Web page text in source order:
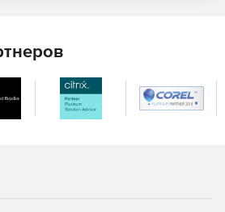
изображений с помощью
текстовых слоев.
замена цвета
одновременно для